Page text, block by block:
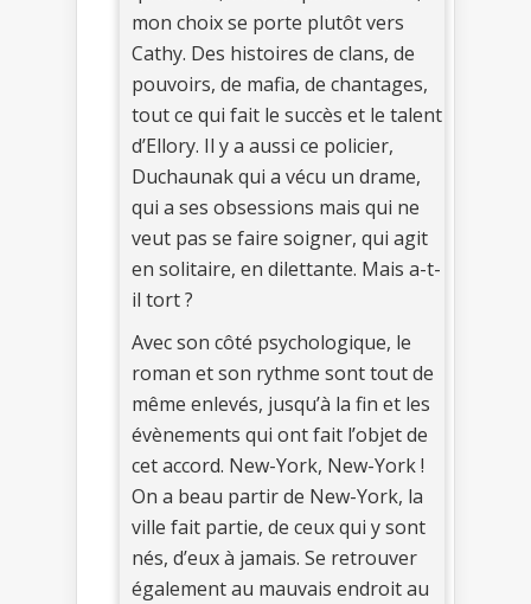
mon choix se porte plutôt vers
Cathy. Des histoires de clans, de
pouvoirs, de mafia, de chantages,
tout ce qui fait le succès et le talent
d’Ellory. Il y a aussi ce policier,
Duchaunak qui a vécu un drame,
qui a ses obsessions mais qui ne
veut pas se faire soigner, qui agit
en solitaire, en dilettante. Mais a-t-
il tort ?
Avec son côté psychologique, le
roman et son rythme sont tout de
même enlevés, jusqu’à la fin et les
évènements qui ont fait l’objet de
cet accord. New-York, New-York !
On a beau partir de New-York, la
ville fait partie, de ceux qui y sont
nés, d’eux à jamais. Se retrouver
également au mauvais endroit au